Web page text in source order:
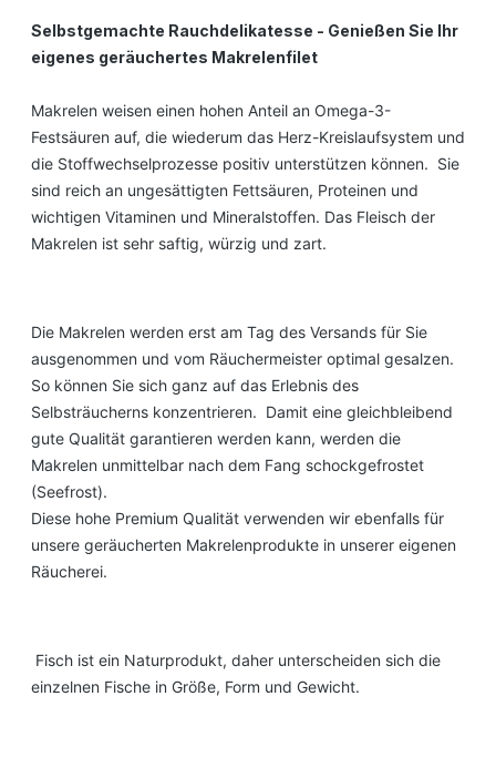
Selbstgemachte Rauchdelikatesse - Genießen Sie Ihr
eigenes geräuchertes Makrelenfilet
Makrelen weisen einen hohen Anteil an Omega-3-
Festsäuren auf, die wiederum das Herz-Kreislaufsystem und
die Stoffwechselprozesse positiv unterstützen können. Sie
sind reich an ungesättigten Fettsäuren, Proteinen und
wichtigen Vitaminen und Mineralstoffen. Das Fleisch der
Makrelen ist sehr saftig, würzig und zart.
Die Makrelen werden erst am Tag des Versands für Sie
ausgenommen und vom Räuchermeister optimal gesalzen.
So können Sie sich ganz auf das Erlebnis des
Selbsträucherns konzentrieren. Damit eine gleichbleibend
gute Qualität garantieren werden kann, werden die
Makrelen unmittelbar nach dem Fang schockgefrostet
(Seefrost).
Diese hohe Premium Qualität verwenden wir ebenfalls für
unsere geräucherten Makrelenprodukte in unserer eigenen
Räucherei.
Fisch ist ein Naturprodukt, daher unterscheiden sich die
einzelnen Fische in Größe, Form und Gewicht.